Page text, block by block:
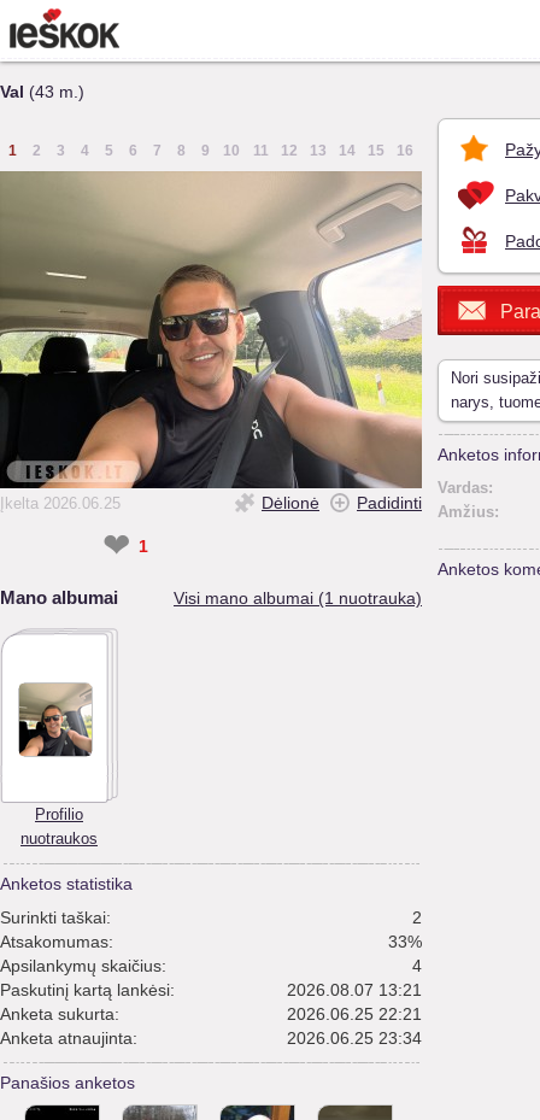
Val (43 m.)
1 2 3 4 5 6 7 8 9 10 11 12 13 14 15 16
Įkelta 2026.06.25 Dėlionė Padidinti
❤ 1
Mano albumai Visi mano albumai (1 nuotrauka)
Profilio
nuotraukos
Anketos statistika
Surinkti taškai:
2
Atsakomumas:
33%
Apsilankymų skaičius:
4
Paskutinį kartą lankėsi:
2026.08.07 13:21
Anketa sukurta:
2026.06.25 22:21
Anketa atnaujinta:
2026.06.25 23:34
Panašios anketos
Nori
narys,
Anketos
Vardas:
Amžius:
Anketos